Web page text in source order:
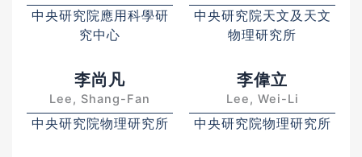
中央研究院應用科學研
究中心
中央研究院天文及天文
物理研究所
李尚凡
Lee, Shang-Fan
中央研究院物理研究所
李偉立
Lee, Wei-Li
中央研究院物理研究所